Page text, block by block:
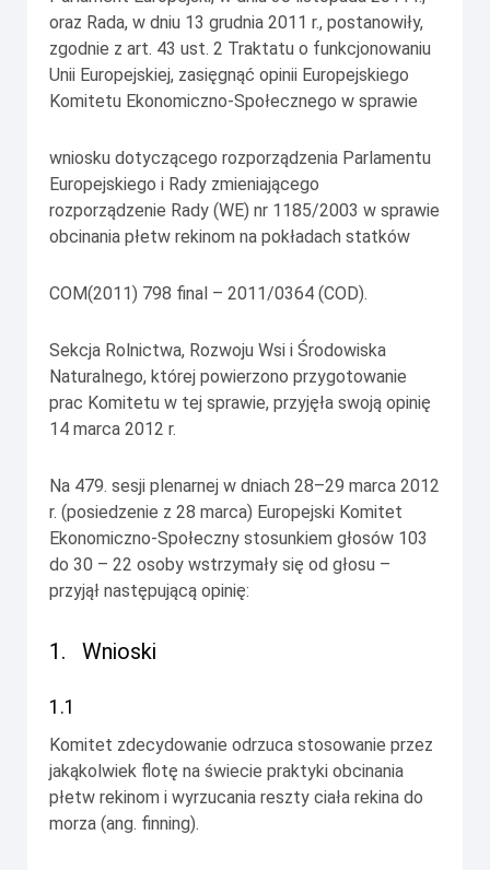
oraz Rada, w dniu 13 grudnia 2011 r., postanowiły,
zgodnie z art. 43 ust. 2 Traktatu o funkcjonowaniu
Unii Europejskiej, zasięgnąć opinii Europejskiego
Komitetu Ekonomiczno-Społecznego w sprawie
wniosku dotyczącego rozporządzenia Parlamentu
Europejskiego i Rady zmieniającego
rozporządzenie Rady (WE) nr 1185/2003 w sprawie
obcinania płetw rekinom na pokładach statków
COM(2011) 798 final – 2011/0364 (COD).
Sekcja Rolnictwa, Rozwoju Wsi i Środowiska
Naturalnego, której powierzono przygotowanie
prac Komitetu w tej sprawie, przyjęła swoją opinię
14 marca 2012 r.
Na 479. sesji plenarnej w dniach 28–29 marca 2012
r. (posiedzenie z 28 marca) Europejski Komitet
Ekonomiczno-Społeczny stosunkiem głosów 103
do 30 – 22 osoby wstrzymały się od głosu –
przyjął następującą opinię:
1. Wnioski
1.1
Komitet zdecydowanie odrzuca stosowanie przez
jakąkolwiek flotę na świecie praktyki obcinania
płetw rekinom i wyrzucania reszty ciała rekina do
morza (ang. finning).